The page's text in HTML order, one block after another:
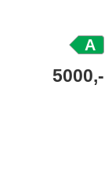
A
5000,-